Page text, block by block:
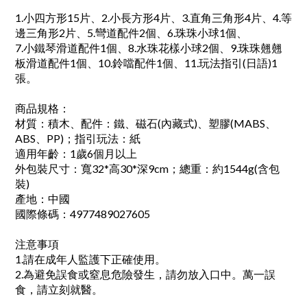
1.小四方形15片、2.小長方形4片、3.直角三角形4片、4.等
邊三角形2片、5.彎道配件2個、6.珠珠小球1個、
7.小鐵琴滑道配件1個、8.水珠花樣小球2個、9.珠珠翹翹
板滑道配件1個、10.鈴噹配件1個、11.玩法指引(日語)1
張。
商品規格：
材質：積木、配件：鐵、磁石(內藏式)、塑膠(MABS、
ABS、PP)；指引玩法：紙
適用年齡：1歲6個月以上
外包裝尺寸：寬32*高30*深9cm；總重：約1544g(含包
裝)
產地：中國
國際條碼：4977489027605
注意事項
1.請在成年人監護下正確使用。
2.為避免誤食或窒息危險發生，請勿放入口中。萬一誤
食，請立刻就醫。